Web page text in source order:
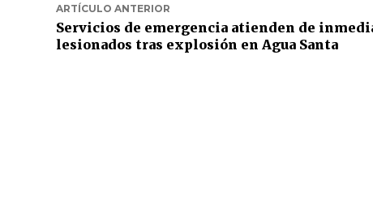
ARTÍCULO ANTERIOR
Servicios de emergencia atienden de
lesionados tras explosión en Agua Santa